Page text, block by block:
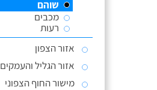
שוהם
מכבים
רעות
אזור הצפון
אזור הגליל והעמקים
מישור החוף הצפוני